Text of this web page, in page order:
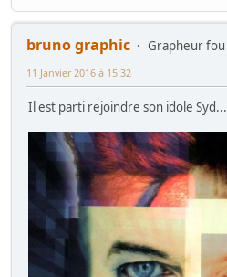
bruno graphic
Grapheur fou
11 Janvier 2016 à 15:32
Il est parti rejoindre son idole Syd...